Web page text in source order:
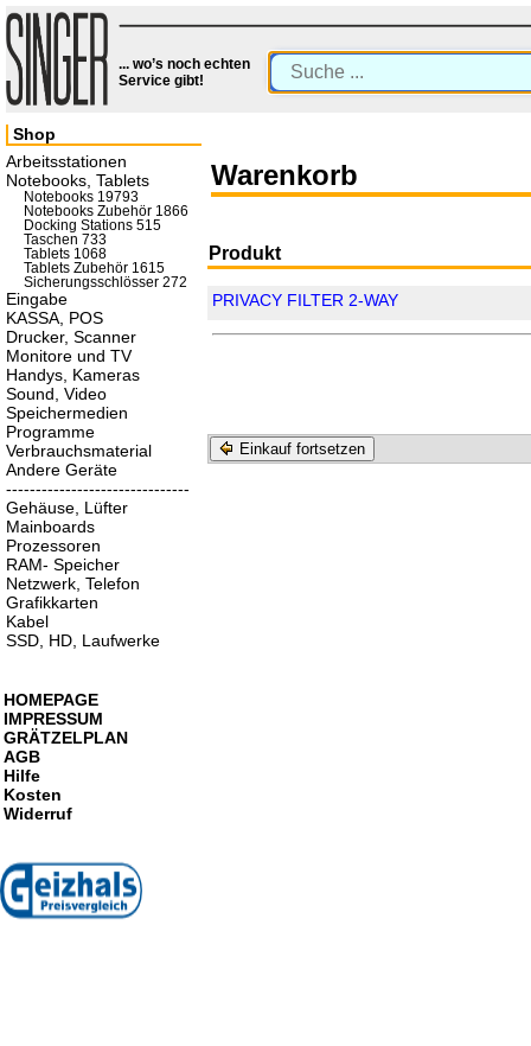
... wo’s noch echten
Service gibt!
Warenkorb
Produkt
PRIVACY FILTER 2-WAY
Einkauf fortsetzen
Shop
Arbeitsstationen
Notebooks, Tablets
Notebooks 19793
Notebooks Zubehör 1866
Docking Stations 515
Taschen 733
Tablets 1068
Tablets Zubehör 1615
Sicherungsschlösser 272
Eingabe
KASSA, POS
Drucker, Scanner
Monitore und TV
Handys, Kameras
Sound, Video
Speichermedien
Programme
Verbrauchsmaterial
Andere Geräte
-------------------------------
Gehäuse, Lüfter
Mainboards
Prozessoren
RAM- Speicher
Netzwerk, Telefon
Grafikkarten
Kabel
SSD, HD, Laufwerke
HOMEPAGE
IMPRESSUM
GRÄTZELPLAN
AGB
Hilfe
Kosten
Widerruf